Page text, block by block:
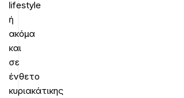
lifestyle
ή
ακόμα
και
σε
ένθετο
κυριακάτικης